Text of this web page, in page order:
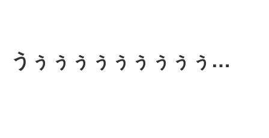
うぅぅぅぅぅぅぅぅぅ…